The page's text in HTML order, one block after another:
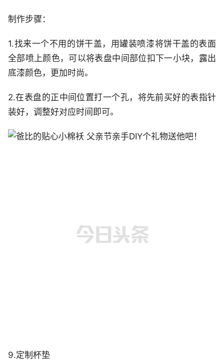
制作步骤：
1.找来一个不用的饼干盖，用罐装喷漆将饼干盖的表面
全部喷上颜色，可以将表盘中间部位扣下一小块，露出
底漆颜色，更加时尚。
2.在表盘的正中间位置打一个孔，将先前买好的表指针
装好，调整好对应时间即可。
9.定制杯垫